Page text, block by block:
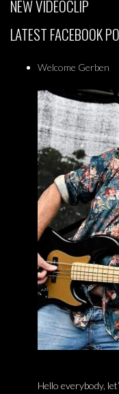
NEW VIDEOCLIP
LATEST FACEBOOK
Welcome Gerben
Hello everybody,